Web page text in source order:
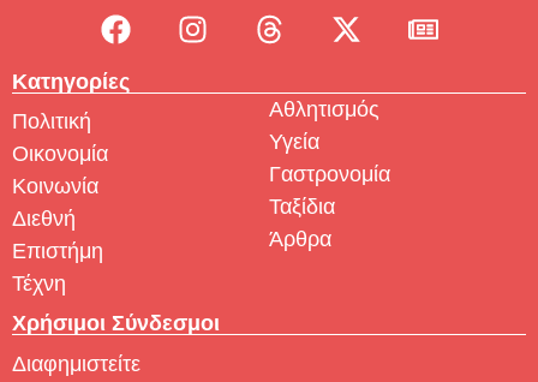
Κατηγορίες
Πολιτική
Οικονομία
Κοινωνία
Διεθνή
Επιστήμη
Τέχνη
Αθλητισμός
Υγεία
Γαστρονομία
Ταξίδια
Άρθρα
Χρήσιμοι Σύνδεσμοι
Διαφημιστείτε